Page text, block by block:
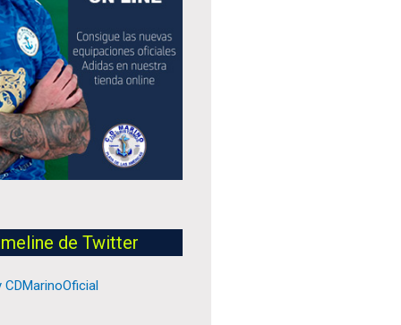
de Twitter